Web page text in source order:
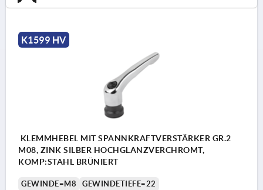
K1599 HV
KLEMMHEBEL MIT SPANNKRAFTVERSTÄRKER GR.2
M08, ZINK SILBER HOCHGLANZVERCHROMT,
KOMP:STAHL BRÜNIERT
GEWINDE=M8
GEWINDETIEFE=22